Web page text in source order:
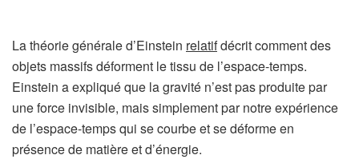
La théorie générale d’Einstein relatifdécrit comment des
objets massifs déforment le tissu de l’espace-temps.
Einstein a expliqué que la gravité n’est pas produite par
une force invisible, mais simplement par notre expérience
de l’espace-temps qui se courbe et se déforme en
présence de matière et d’énergie.